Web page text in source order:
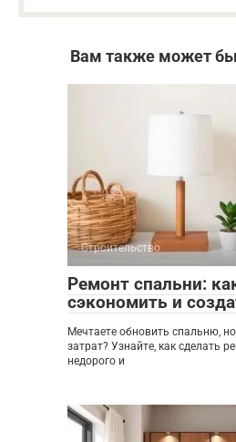
Вам также может
Строительство
Ремонт спальни:
сэкономить и
Мечтаете обновить спальню,
затрат? Узнайте, как сделать
недорого и